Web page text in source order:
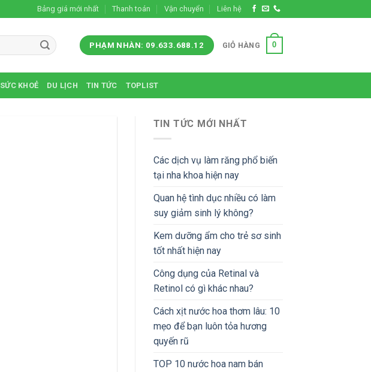
Bảng giá mới nhất Thanh toán Vận chuyển Liên hệ
PHẠM NHÀN: 09.633.688.12 GIỎ HÀNG 0
SỨC KHOẺ DU LỊCH TIN TỨC TOPLIST
TIN TỨC MỚI NHẤT
Các dịch vụ làm răng phổ biến
tại nha khoa hiện nay
Quan hệ tình dục nhiều có làm
suy giảm sinh lý không?
Kem dưỡng ẩm cho trẻ sơ sinh
tốt nhất hiện nay
Công dụng của Retinal và
Retinol có gì khác nhau?
Cách xịt nước hoa thơm lâu: 10
mẹo để bạn luôn tỏa hương
quyến rũ
TOP 10 nước hoa nam bán